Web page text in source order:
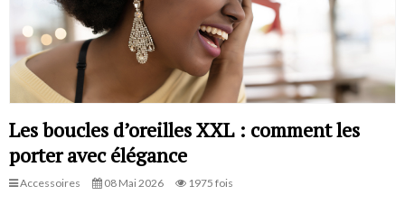
Les boucles d’oreilles XXL : comment les
porter avec élégance
Accessoires 08 Mai 2026 1975 fois